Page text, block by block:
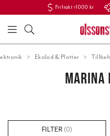
Fri frakt >1000 kr
Ekolod & Plotter
MARINA
FILTER (0)